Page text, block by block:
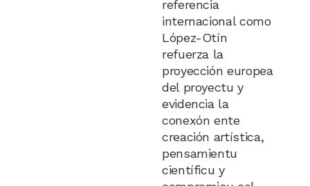
referencia
internacional como
López-Otín
refuerza la
proyección europea
del proyectu y
evidencia la
conexón ente
creación artística,
pensamientu
científicu y